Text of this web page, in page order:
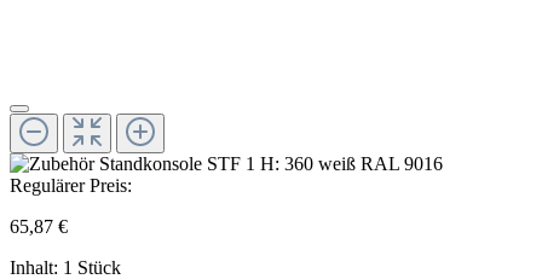
Regulärer Preis:
65,87 €
Inhalt: 1 Stück